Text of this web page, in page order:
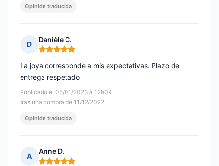
Opinión traducida
D
Danièle C.
Nota: 5 de 5
Publicado el 05/01/2023 à 12h09
tras una compra de 11/12/2022
La joya corresponde a mis expectativas. Plazo de
entrega respetado
Opinión traducida
A
Anne D.